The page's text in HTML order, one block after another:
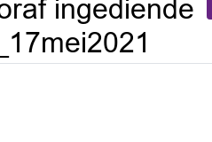
ingediende